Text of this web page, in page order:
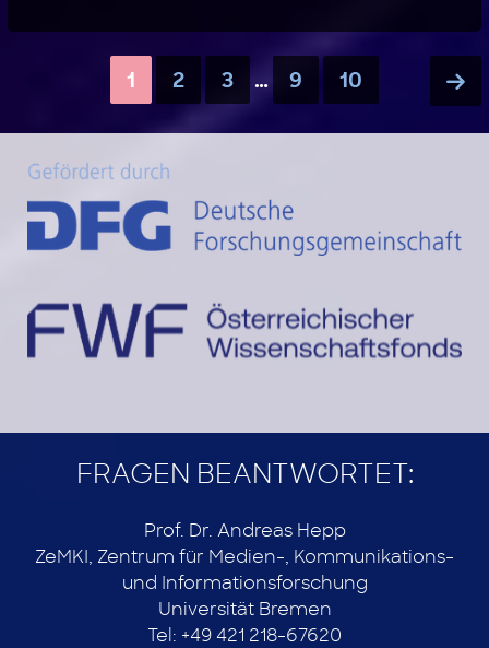
1 2 3 … 9 10
FRAGEN BEANTWORTET:
Prof. Dr. Andreas Hepp
ZeMKI, Zentrum für Medien-, Kommunikations-
und Informationsforschung
Universität Bremen
Tel: +49 421 218-67620